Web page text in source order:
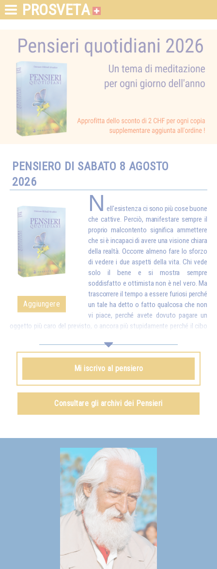
PROSVETA
PENSIERO DI SABATO 8 AGOSTO
2026
Aggiungere
N ell'esistenza ci sono più cose buone
che cattive. Perciò, manifestare sempre il
proprio malcontento significa ammettere
che si è incapaci di avere una visione chiara
della realtà. Occorre almeno fare lo sforzo
di vedere i due aspetti della vita. Chi vede
solo il bene e si mostra sempre
soddisfatto e ottimista non è nel vero. Ma
trascorrere il tempo a essere furiosi perché
un tale ha detto o fatto qualcosa che non
vi piace, perché avete dovuto pagare un
oggetto più caro del previsto, o ancora più stupidamente perché il cibo
questi piccoli inconvenienti come se fossero delle catastrofi, ebbene,
ciò finisce per rendervi stupidi. Mettete dunque a confronto quei
dettagli con tutte le ricchezze che la vita vi dà. Quando vi accorgerete
che, per delle piccole contrarietà, siete pronti a dimenticare quante cose
e di tutti quelli che vi stanno intorno, proverete vergogna…*
Omraam Mikhaël Aïvanhov
Vedi ancheIl sorriso del saggio, capitolo I
Mi iscrivo al pensiero
Consultare gli archivi dei Pensieri